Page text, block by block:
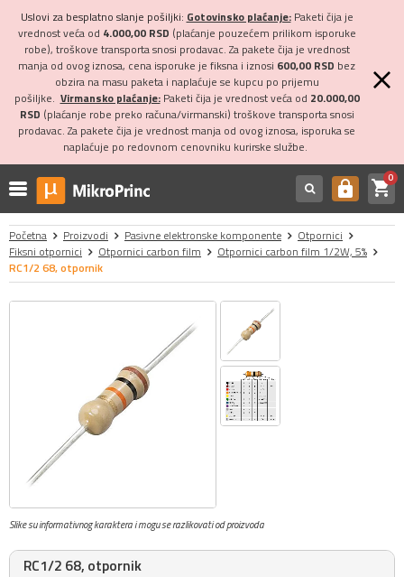
Uslovi za besplatno slanje pošiljki: Gotovinsko plaćanje:Paketi čija je
vrednost veća od 4.000,00 RSD (plaćanje pouzećem prilikom isporuke
robe), troškove transporta snosi prodavac. Za pakete čija je vrednost
manja od ovog iznosa, cena isporuke je fiksna i iznosi 600,00 RSD bez
obzira na masu paketa i naplaćuje se kupcu po prijemu
pošiljke. Virmansko plaćanje:Paketi čija je vrednost veća od 20.000,00
RSD (plaćanje robe preko računa/virmanski) troškove transporta snosi
prodavac. Za pakete čija je vrednost manja od ovog iznosa, isporuka se
naplaćuje po redovnom cenovniku kurirske službe.
https shopping_cart0
Početna Proizvodi Pasivne elektronske komponente
Otpornici
Fiksni otpornici
Otpornici carbon film
Otpornici carbon film 1/2W, 5%
RC1/2 68, otpornik
Slike su informativnog karaktera i mogu se razlikovati od proizvoda
RC1/2 68, otpornik